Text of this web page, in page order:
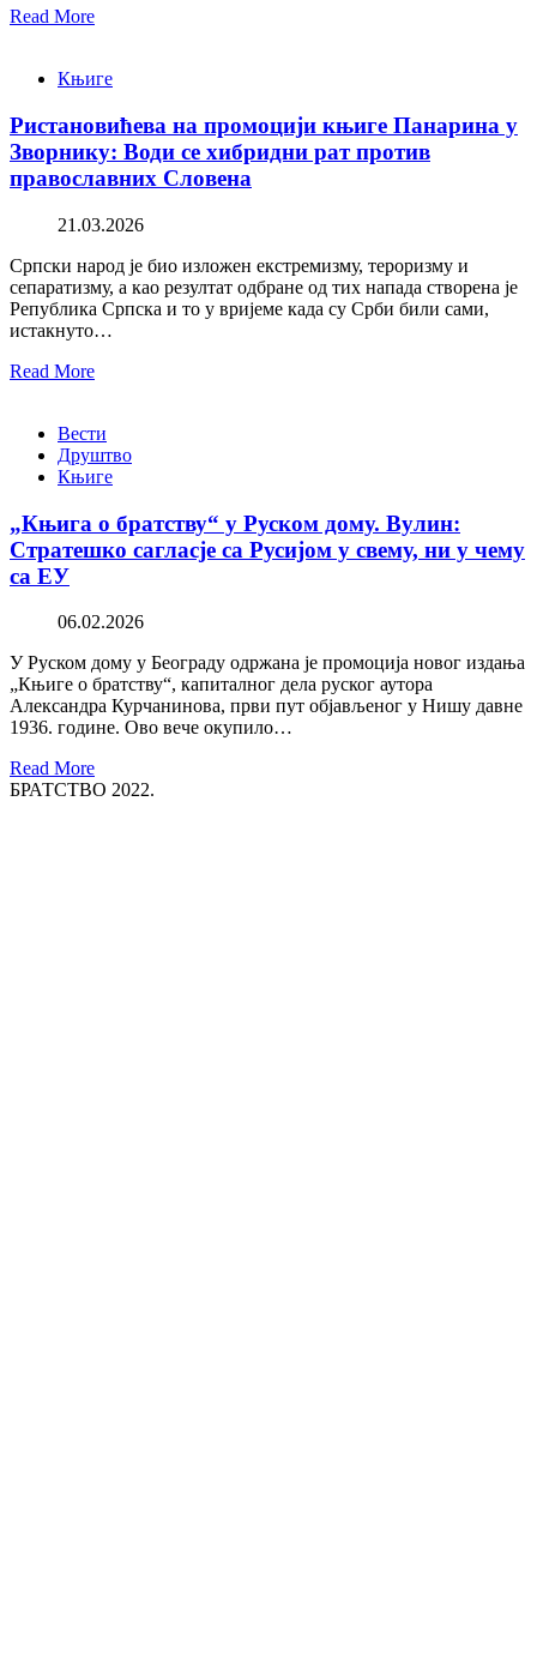
Read More
Књиге
Ристановићева на промоцији књиге Панарина у
Зворнику: Води се хибридни рат против
православних Словена
21.03.2026
Српски народ је био изложен екстремизму, тероризму и
сепаратизму, а као резултат одбране од тих напада створена је
Република Српска и то у вријеме када су Срби били сами,
истакнуто…
Read More
Вести
Друштво
Књиге
„Књига о братству“ у Руском дому. Вулин:
Стратешко сагласје са Русијом у свему, ни у чему
са ЕУ
06.02.2026
У Руском дому у Београду одржана је промоција новог издања
„Књиге о братству“, капиталног дела руског аутора
Александра Курчанинова, први пут објављеног у Нишу давне
1936. године. Ово вече окупило…
Read More
БРАТСТВО 2022.